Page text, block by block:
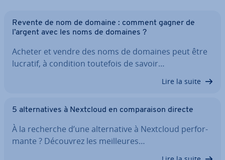
Revente de nom de domaine : comment gagner de
l’argent avec les noms de domaines ?
Acheter et vendre des noms de domaines peut être
lucratif, à condition toutefois de savoir…
Lire la suite
5 al­ter­na­tives à Nextcloud en com­pa­rai­son directe
À la recherche d’une al­ter­na­tive à Nextcloud per­for­
mante ? Découvrez les meil­leures…